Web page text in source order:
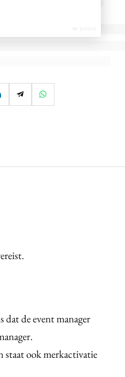
dat de event manager
ook merkactivatie